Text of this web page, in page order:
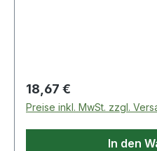
und flüssige Partikel
EN 14387:2004 +
prüfpflichtig: ja
Regulärer Preis:
18,67 €
Preise inkl. MwSt. zzgl.
In den